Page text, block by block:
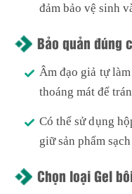
đảm bảo vệ sinh
Bảo quản đúng
Âm đạo giả tự
thoáng mát để
Có thể sử dụng
giữ sản phẩm
Chọn loại Gel